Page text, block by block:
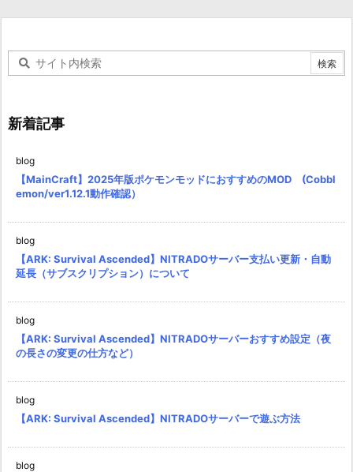
新着記事
blog
【MainCraft】2025年版ポケモンモッドにおすすめのMOD (Cobbl
emon/ver1.12.1動作確認）
blog
【ARK: Survival Ascended】NITRADOサーバー支払い更新・自動
延長（サブスクリプション）について
blog
【ARK: Survival Ascended】NITRADOサーバーおすすめ設定（夜
の長さの変更の仕方など）
blog
【ARK: Survival Ascended】NITRADOサーバーで遊ぶ方法
blog